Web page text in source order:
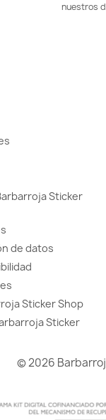
nuestros
Sticker
de datos
Sticker Shop
Sticker
© 2026